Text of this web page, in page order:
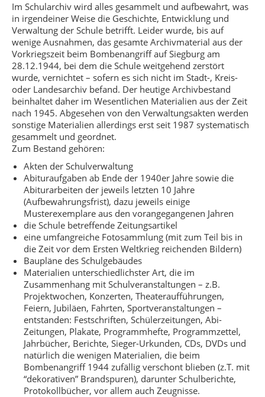
Im Schularchiv wird alles gesammelt und aufbewahrt, was
in irgendeiner Weise die Geschichte, Entwicklung und
Verwaltung der Schule betrifft. Leider wurde, bis auf
wenige Ausnahmen, das gesamte Archivmaterial aus der
Vorkriegszeit beim Bombenangriff auf Siegburg am
28.12.1944, bei dem die Schule weitgehend zerstört
wurde, vernichtet – sofern es sich nicht im Stadt-, Kreis-
oder Landesarchiv befand. Der heutige Archivbestand
beinhaltet daher im Wesentlichen Materialien aus der Zeit
nach 1945. Abgesehen von den Verwaltungsakten werden
sonstige Materialien allerdings erst seit 1987 systematisch
gesammelt und geordnet.
Zum Bestand gehören:
Akten der Schulverwaltung
Abituraufgaben ab Ende der 1940er Jahre sowie die
Abiturarbeiten der jeweils letzten 10 Jahre
(Aufbewahrungsfrist), dazu jeweils einige
Musterexemplare aus den vorangegangenen Jahren
die Schule betreffende Zeitungsartikel
eine umfangreiche Fotosammlung (mit zum Teil bis in
die Zeit vor dem Ersten Weltkrieg reichenden Bildern)
Baupläne des Schulgebäudes
Materialien unterschiedlichster Art, die im
Zusammenhang mit Schulveranstaltungen – z.B.
Projektwochen, Konzerten, Theateraufführungen,
Feiern, Jubiläen, Fahrten, Sportveranstaltungen –
entstanden: Festschriften, Schülerzeitungen, Abi-
Zeitungen, Plakate, Programmhefte, Programmzettel,
Jahrbücher, Berichte, Sieger-Urkunden, CDs, DVDs und
natürlich die wenigen Materialien, die beim
Bombenangriff 1944 zufällig verschont blieben (z.T. mit
“dekorativen” Brandspuren), darunter Schulberichte,
Protokollbücher, vor allem auch Zeugnisse.